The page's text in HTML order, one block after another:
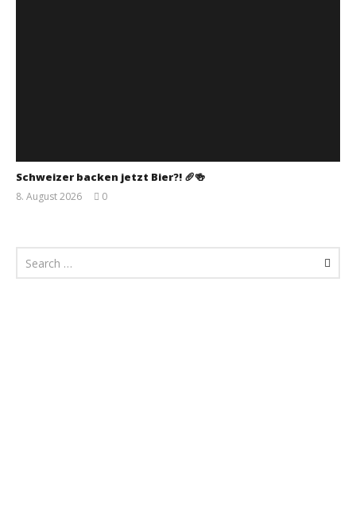
Schweizer backen jetzt Bier?! 🥖🍻
8. August 2026
0